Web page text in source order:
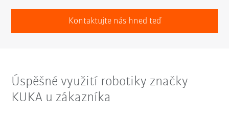
Kontaktujte nás hned teď
Úspěšné využití robotiky značky
KUKA u zákazníka